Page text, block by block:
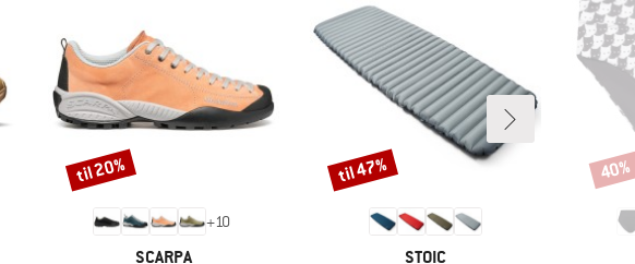
+10
MÆRKE
SCARPA
Rabat
til 20%
MÆRKE
STOIC
Rabat
til 47% Rabat
40%